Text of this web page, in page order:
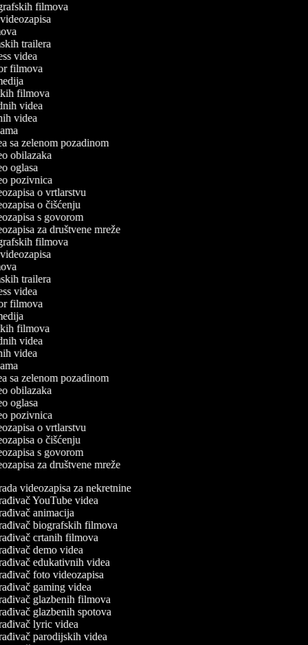
filmova
trailera
videa
filmova
filmova
videa
videa
sa zelenom pozadinom
obilazaka
oglasa
pozivnica
o vrtlarstvu
o čišćenju
s govorom
za društvene mreže
filmova
trailera
videa
filmova
filmova
videa
videa
sa zelenom pozadinom
obilazaka
oglasa
pozivnica
o vrtlarstvu
o čišćenju
s govorom
za društvene mreže
videozapisa za nekretnine
YouTube videa
animacija
biografskih filmova
crtanih filmova
demo videa
edukativnih videa
foto videozapisa
gaming videa
glazbenih filmova
glazbenih spotova
lyric videa
parodijskih videa